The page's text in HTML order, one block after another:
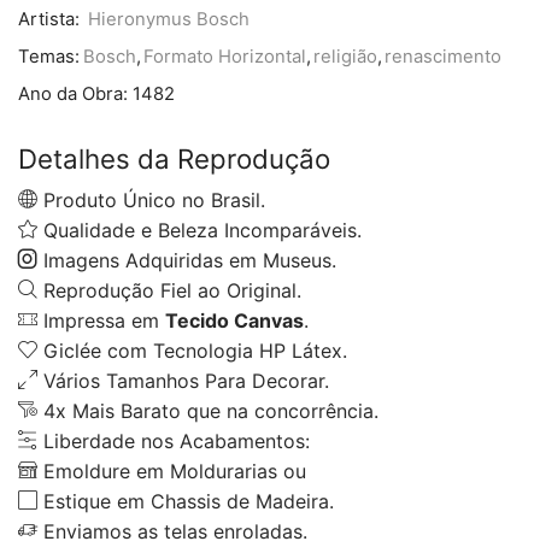
Artista: Hieronymus Bosch
Temas: Bosch, Formato Horizontal, religião, renascimento
Ano da Obra: 1482
Detalhes da Reprodução
Produto Único no Brasil.
Qualidade e Beleza Incomparáveis.
Imagens Adquiridas em Museus.
Reprodução Fiel ao Original.
Impressa em Tecido Canvas.
Giclée com Tecnologia HP Látex.
Vários Tamanhos Para Decorar.
4x Mais Barato que na concorrência.
Liberdade nos Acabamentos:
Emoldure em Moldurarias ou
Estique em Chassis de Madeira.
Enviamos as telas enroladas.